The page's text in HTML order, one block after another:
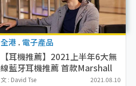
全港 . 電子產品
【耳機推薦】2021上半年6大無
線藍牙耳機推薦 首款Marshall
無線耳機/降噪耳機唔使$1000
文 : David Tse 2021.08.10